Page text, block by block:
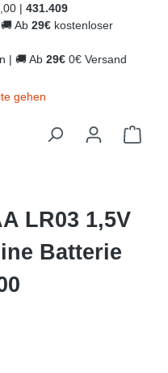
| 431.409
🚚 Ab 29€ kostenloser
| 🚚 Ab 29€ 0€ Versand
LR03 1,5V
Batterie